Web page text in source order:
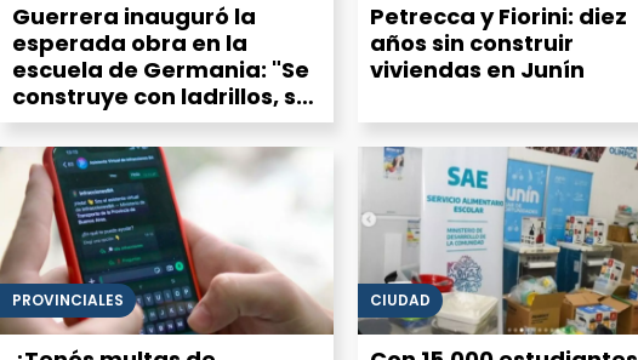
Guerrera inauguró la
esperada obra en la
escuela de Germania: "Se
construye con ladrillos, se
sostiene con personas"
Petrecca y Fiorini: diez
años sin construir
viviendas en Junín
PROVINCIALES CIUDAD